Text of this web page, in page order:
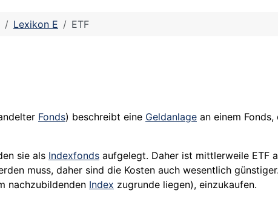
Lexikon E ETF
Fonds) beschreibt eine Geldanlage an einem
sie als Indexfonds aufgelegt. Daher ist mittlerweile ETF
muss, daher sind die Kosten auch wesentlich
nachzubildenden Index zugrunde liegen), einzukaufen.